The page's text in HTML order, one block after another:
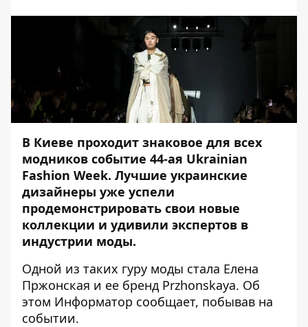
В Киеве проходит знаковое для всех
модников событие 44-ая Ukrainian
Fashion Week. Лучшие украинские
дизайнеры уже успели
продемонстрировать свои новые
коллекции и удивили экспертов в
индустрии моды.
Одной из таких гуру моды стала Елена
Пржонская и ее бренд Przhonskaya. Об
этом Информатор сообщает, побывав на
событии.